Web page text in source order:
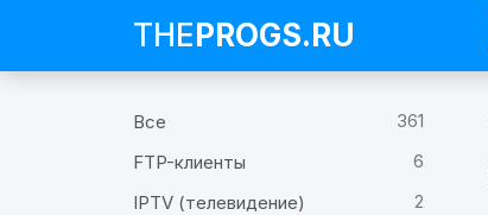
THEPROGS.RU
Все
361
FTP-клиенты
6
IPTV (телевидение)
2